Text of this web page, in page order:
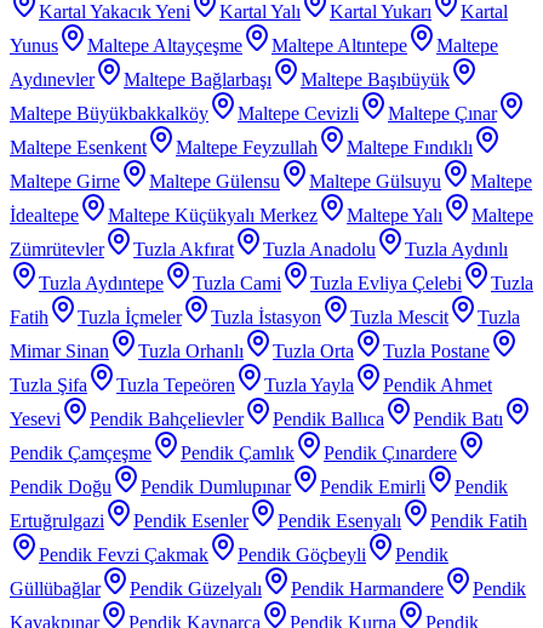
Kartal Yakacık Yeni
Kartal Yalı Kartal Yukarı
Kartal
Yunus
Maltepe Altayçeşme Maltepe Altıntepe
Maltepe
Aydınevler
Maltepe Bağlarbaşı
Maltepe Başıbüyük
Maltepe Büyükbakkalköy
Maltepe Cevizli
Maltepe Çınar
Maltepe Esenkent
Maltepe Feyzullah
Maltepe Fındıklı
Maltepe Girne
Maltepe Gülensu Maltepe Gülsuyu
Maltepe
İdealtepe
Maltepe Küçükyalı Merkez Maltepe Yalı
Maltepe
Zümrütevler
Tuzla Akfırat Tuzla Anadolu
Tuzla Aydınlı
Tuzla Aydıntepe
Tuzla Cami Tuzla Evliya Çelebi
Tuzla
Fatih
Tuzla İçmeler Tuzla İstasyon Tuzla Mescit
Tuzla
Mimar Sinan
Tuzla Orhanlı Tuzla Orta
Tuzla Postane
Tuzla Şifa
Tuzla Tepeören Tuzla Yayla
Pendik Ahmet
Yesevi
Pendik Bahçelievler Pendik Ballıca
Pendik Batı
Pendik Çamçeşme
Pendik Çamlık
Pendik Çınardere
Pendik Doğu
Pendik Dumlupınar Pendik Emirli
Pendik
Ertuğrulgazi
Pendik Esenler Pendik Esenyalı
Pendik Fatih
Pendik Fevzi Çakmak
Pendik Göçbeyli
Pendik
Güllübağlar
Pendik Güzelyalı Pendik Harmandere
Pendik
Kavakpınar
Pendik Kaynarca Pendik Kurna
Pendik